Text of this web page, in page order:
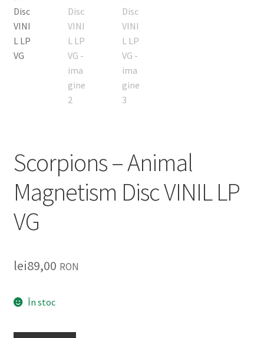
Scorpions – Animal
Magnetism Disc VINIL LP
VG
lei89,00 RON
În stoc